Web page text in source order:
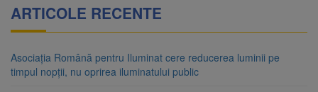
ARTICOLE RECENTE
Asociația Română pentru Iluminat cere reducerea luminii pe
timpul nopții, nu oprirea iluminatului public